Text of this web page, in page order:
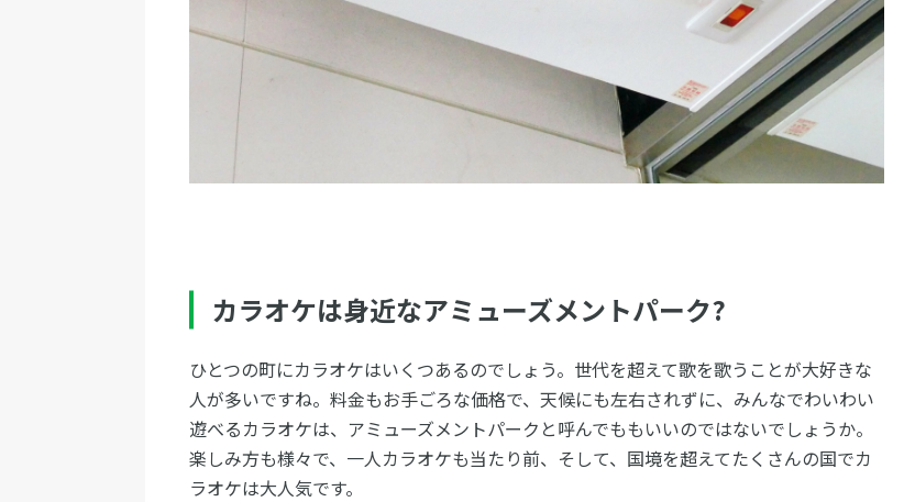
カラオケは身近なアミューズメントパーク?
ひとつの町にカラオケはいくつあるのでしょう。世代を超えて歌を歌うことが大好きな
人が多いですね。料金もお手ごろな価格で、天候にも左右されずに、みんなでわいわい
遊べるカラオケは、アミューズメントパークと呼んでももいいのではないでしょうか。
楽しみ方も様々で、一人カラオケも当たり前、そして、国境を超えてたくさんの国でカ
ラオケは大人気です。